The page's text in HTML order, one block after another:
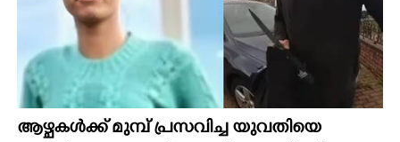
ആഴ്ചകൾക്ക് മുമ്പ് പ്രസവിച്ച യുവതിയെ